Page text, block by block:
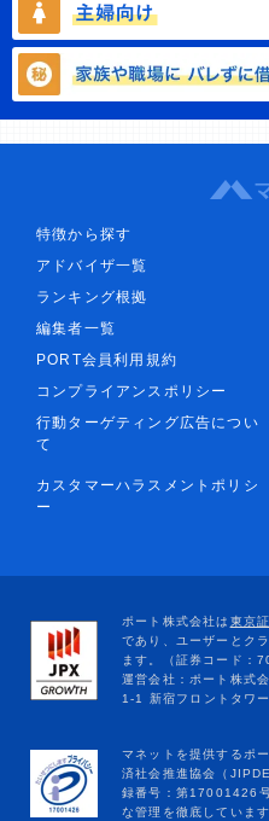
特徴から探す
アドバイザ一覧
ランキング根拠
編集者一覧
PORT会員利用規約
コンプライアンスポリシー
行動ターゲティング広告につい
て
カスタマーハラスメントポリシ
ー